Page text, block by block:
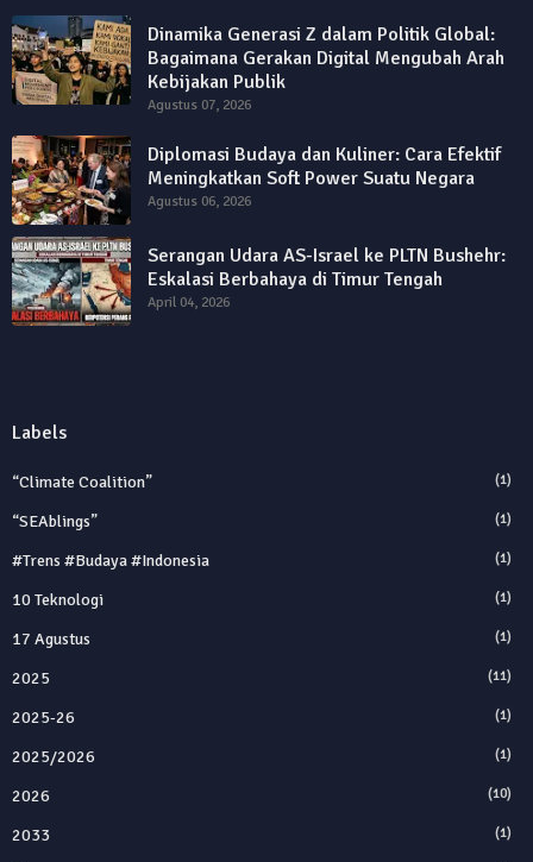
Dinamika Generasi Z dalam Politik Global:
Bagaimana Gerakan Digital Mengubah Arah
Kebijakan Publik
Agustus 07, 2026
Diplomasi Budaya dan Kuliner: Cara Efektif
Meningkatkan Soft Power Suatu Negara
Agustus 06, 2026
Serangan Udara AS-Israel ke PLTN Bushehr:
Eskalasi Berbahaya di Timur Tengah
April 04, 2026
Labels
“Climate Coalition” (1)
“SEAblings” (1)
#trens #budaya #indonesia (1)
10 Teknologi (1)
17 Agustus (1)
2025 (11)
2025‑26 (1)
2025/2026 (1)
2026 (10)
2033 (1)